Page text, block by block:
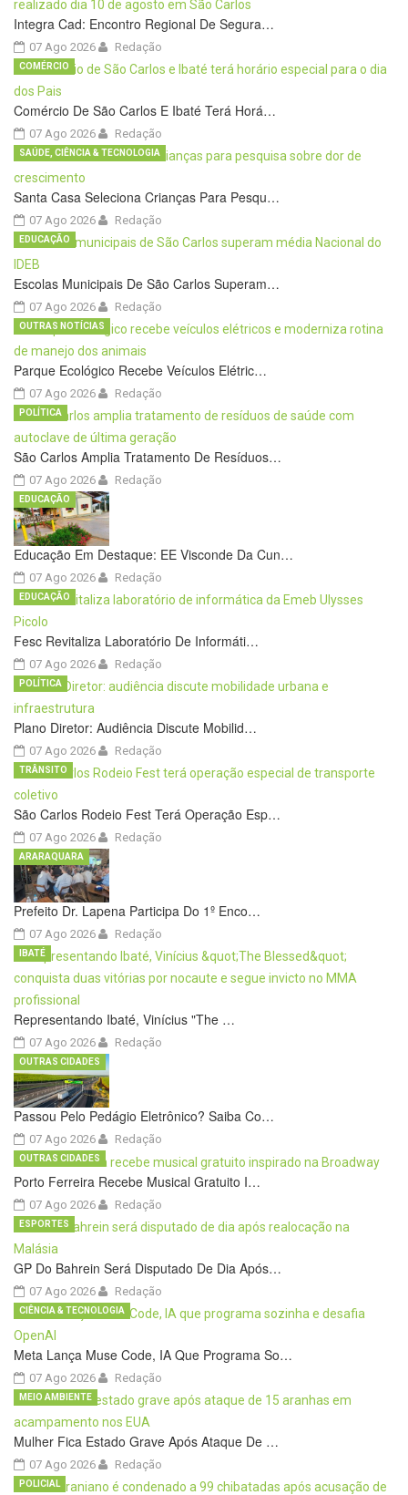
Integra Cad: Encontro Regional De Segura…
07 Ago 2026 Redação
Comércio De São Carlos E Ibaté Terá Horá…
07 Ago 2026
COMÉRCIO
Redação
Santa Casa Seleciona Crianças Para Pesqu…
07 Ago 2026
SAÚDE, CIÊNCIA & TECNOLOGIA
Redação
Escolas Municipais De São Carlos Superam…
07 Ago 2026
EDUCAÇÃO
Redação
Parque Ecológico Recebe Veículos Elétric…
07 Ago 2026
OUTRAS NOTÍCIAS
Redação
São Carlos Amplia Tratamento De Resíduos…
07 Ago 2026
POLÍTICA
Redação
Educação Em Destaque: EE Visconde Da Cun…
07 Ago 2026
EDUCAÇÃO
Redação
Fesc Revitaliza Laboratório De Informáti…
07 Ago 2026
EDUCAÇÃO
Redação
Plano Diretor: Audiência Discute Mobilid…
07 Ago 2026
POLÍTICA
Redação
São Carlos Rodeio Fest Terá Operação Esp…
07 Ago 2026
TRÂNSITO
Redação
Prefeito Dr. Lapena Participa Do 1º Enco…
07 Ago 2026
ARARAQUARA
Redação
Representando Ibaté, Vinícius "The …
07 Ago 2026
IBATÉ
Redação
Passou Pelo Pedágio Eletrônico? Saiba Co…
07 Ago 2026
OUTRAS CIDADES
Redação
Porto Ferreira Recebe Musical Gratuito I…
07 Ago 2026
OUTRAS CIDADES
Redação
GP Do Bahrein Será Disputado De Dia Após…
07 Ago 2026
ESPORTES
Redação
Meta Lança Muse Code, IA Que Programa So…
07 Ago 2026
CIÊNCIA & TECNOLOGIA
Redação
Mulher Fica Estado Grave Após Ataque De …
07 Ago 2026
MEIO AMBIENTE
Redação
POLICIAL